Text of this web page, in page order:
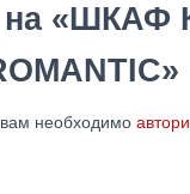
на «ШКАФ
необходимо